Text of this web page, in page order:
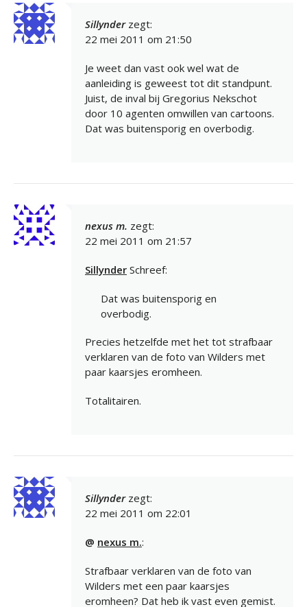
Sillynder zegt:
22 mei 2011 om 21:50
Je weet dan vast ook wel wat de
aanleiding is geweest tot dit standpunt.
Juist, de inval bij Gregorius Nekschot
door 10 agenten omwillen van cartoons.
Dat was buitensporig en overbodig.
nexus m. zegt:
22 mei 2011 om 21:57
Sillynder Schreef:
Dat was buitensporig en
overbodig.
Precies hetzelfde met het tot strafbaar
verklaren van de foto van Wilders met
paar kaarsjes eromheen.
Totalitairen.
Sillynder zegt:
22 mei 2011 om 22:01
@ nexus m.:
Strafbaar verklaren van de foto van
Wilders met een paar kaarsjes
eromheen? Dat heb ik vast even gemist.